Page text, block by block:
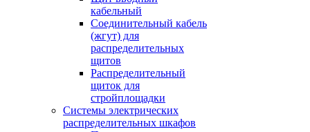
кабельный
Соединительный кабель
(жгут) для
распределительных
щитов
Распределительный
щиток для
стройплощадки
Системы электрических
распределительных шкафов